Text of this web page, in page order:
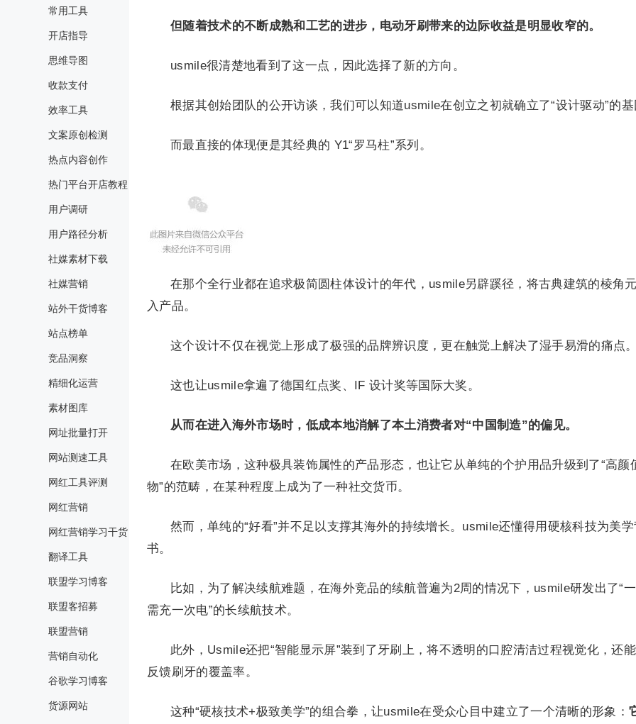
常用工具
开店指导
思维导图
收款支付
效率工具
文案原创检测
热点内容创作
热门平台开店教程
用户调研
用户路径分析
社媒素材下载
社媒营销
站外干货博客
站点榜单
竞品洞察
精细化运营
素材图库
网址批量打开
网站测速工具
网红工具评测
网红营销
网红营销学习干货
翻译工具
联盟学习博客
联盟客招募
联盟营销
营销自动化
谷歌学习博客
货源网站
但随着技术的不断成熟和工艺的进步，电动牙刷带来的边际收益是明显收窄的。
usmile很清楚地看到了这一点，因此选择了新的方向。
根据其创始团队的公开访谈，我们可以知道usmile在创立之初就确立了“设计驱动”的
而最直接的体现便是其经典的 Y1“罗马柱”系列。
在那个全行业都在追求极简圆柱体设计的年代，usmile另辟蹊径，将古典建筑的棱角
入产品。
这个设计不仅在视觉上形成了极强的品牌辨识度，更在触觉上解决了湿手易滑的痛点
这也让usmile拿遍了德国红点奖、IF 设计奖等国际大奖。
从而在进入海外市场时，低成本地消解了本土消费者对“中国制造”的偏见。
在欧美市场，这种极具装饰属性的产品形态，也让它从单纯的个护用品升级到了“高颜
物”的范畴，在某种程度上成为了一种社交货币。
然而，单纯的“好看”并不足以支撑其海外的持续增长。usmile还懂得用硬核科技为美
书。
比如，为了解决续航难题，在海外竞品的续航普遍为2周的情况下，usmile研发出了“
需充一次电”的长续航技术。
此外，Usmile还把“智能显示屏”装到了牙刷上，将不透明的口腔清洁过程视觉化，还
反馈刷牙的覆盖率。
这种“硬核技术+极致美学”的组合拳，让usmile在受众心目中建立了一个清晰的形象：